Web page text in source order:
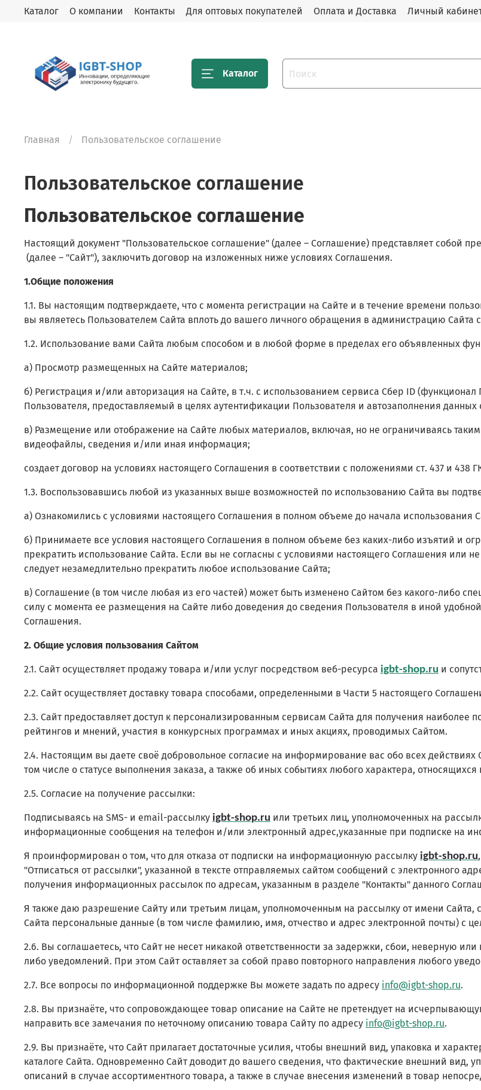
Каталог О компании Контакты Для оптовых покупателей Оплата и Доставка Личный
Каталог
Главная Пользовательское соглашение
Пользовательское соглашение
Пользовательское соглашение
Настоящий документ "Пользовательское соглашение" (далее – Соглашение) представляет собой
(далее – "Сайт"), заключить договор на изложенных ниже условиях Соглашения.
1.Общие положения
1.1. Вы настоящим подтверждаете, что с момента регистрации на Сайте и в течение времени
вы являетесь Пользователем Сайта вплоть до вашего личного обращения в администрацию
1.2. Использование вами Сайта любым способом и в любой форме в пределах его объявленных
а) Просмотр размещенных на Сайте материалов;
б) Регистрация и/или авторизация на Сайте, в т.ч. с использованием сервиса Сбер ID
Пользователя, предоставляемый в целях аутентификации Пользователя и автозаполнения данных
в) Размещение или отображение на Сайте любых материалов, включая, но не ограничиваясь
видеофайлы, сведения и/или иная информация;
создает договор на условиях настоящего Соглашения в соответствии с положениями ст. 437 и 438
1.3. Воспользовавшись любой из указанных выше возможностей по использованию Сайта вы
а) Ознакомились с условиями настоящего Соглашения в полном объеме до начала использования
б) Принимаете все условия настоящего Соглашения в полном объеме без каких-либо изъятий и
прекратить использование Сайта. Если вы не согласны с условиями настоящего Соглашения или
следует незамедлительно прекратить любое использование Сайта;
в) Соглашение (в том числе любая из его частей) может быть изменено Сайтом без какого-либо
силу с момента ее размещения на Сайте либо доведения до сведения Пользователя в иной
Соглашения.
2. Общие условия пользования Сайтом
2.1. Сайт осуществляет продажу товара и/или услуг посредством веб-ресурса igbt-shop.ru и
2.2. Сайт осуществляет доставку товара способами, определенными в Части 5 настоящего
2.3. Сайт предоставляет доступ к персонализированным сервисам Сайта для получения
рейтингов и мнений, участия в конкурсных программах и иных акциях, проводимых Сайтом.
2.4. Настоящим вы даете своё добровольное согласие на информирование вас обо всех
том числе о статусе выполнения заказа, а также об иных событиях любого характера, относящихся
2.5. Согласие на получение рассылки:
Подписываясь на SMS- и email-рассылку igbt-shop.ru или третьих лиц, уполномоченных на
информационные сообщения на телефон и/или электронный адрес,указанные при подписке на
Я проинформирован о том, что для отказа от подписки на информационную рассылку igbt-shop.ru
"Отписаться от рассылки", указанной в тексте отправляемых сайтом сообщений с электронного
получения информационных рассылок по адресам, указанным в разделе "Контакты" данного
Я также даю разрешение Сайту или третьим лицам, уполномоченным на рассылку от имени Сайта,
Сайта персональные данные (в том числе фамилию, имя, отчество и адрес электронной почты) с
2.6. Вы соглашаетесь, что Сайт не несет никакой ответственности за задержки, сбои, неверную
либо уведомлений. При этом Сайт оставляет за собой право повторного направления любого
2.7. Все вопросы по информационной поддержке Вы можете задать по адресу info@igbt-shop.ru.
2.8. Вы признаёте, что сопровождающее товар описание на Сайте не претендует на
направить все замечания по неточному описанию товара Сайту по адресу info@igbt-shop.ru.
2.9. Вы признаёте, что Сайт прилагает достаточные усилия, чтобы внешний вид, упаковка и
каталоге Сайта. Одновременно Сайт доводит до вашего сведения, что фактические внешний вид,
описаний в случае ассортиментного товара, а также в случае внесения изменений в товар